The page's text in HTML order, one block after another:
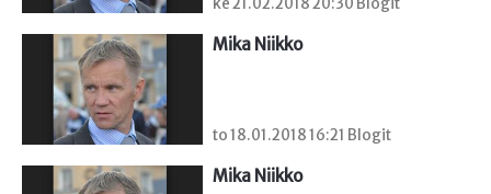
Mika Niikko
to 18.01.2018 16:21 Blogit
Mika Niikko